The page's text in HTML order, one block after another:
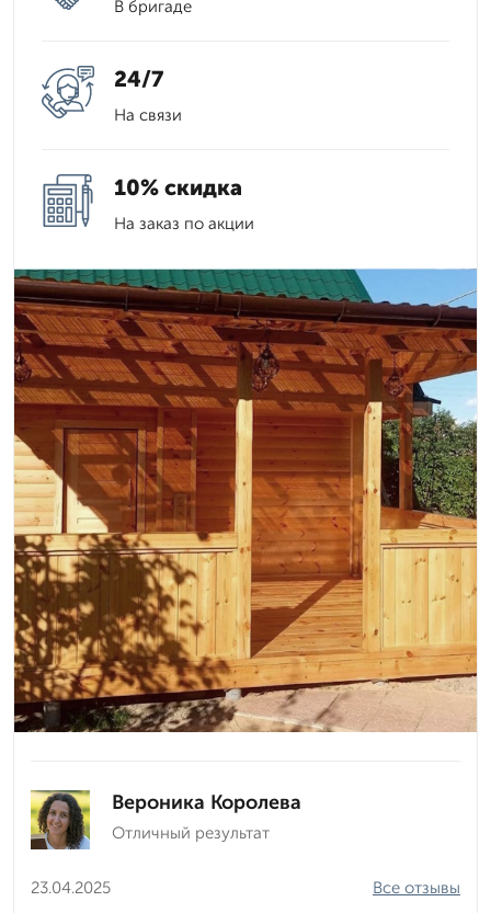
В бригаде
24/7
На связи
10% скидка
На заказ по акции
Вероника Королева
Отличный результат
23.04.2025
Все отзывы